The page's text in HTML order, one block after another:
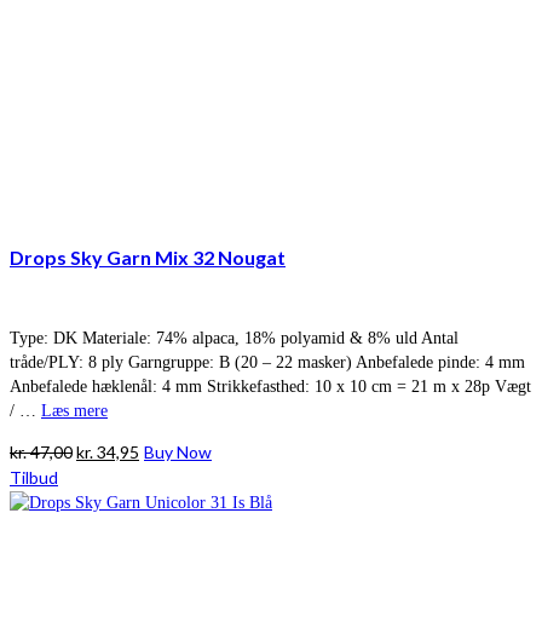
Drops Sky Garn Mix 32 Nougat
Type: DK Materiale: 74% alpaca, 18% polyamid & 8% uld Antal
tråde/PLY: 8 ply Garngruppe: B (20 – 22 masker) Anbefalede pinde: 4 mm
Anbefalede hæklenål: 4 mm Strikkefasthed: 10 x 10 cm = 21 m x 28p Vægt
/ … Læs mere
kr.47,00Den
pris
kr.34,95 Den
pris
Buy Now
Tilbud